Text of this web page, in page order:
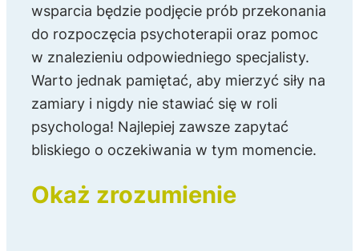
wsparcia będzie podjęcie prób przekonania
do rozpoczęcia psychoterapii oraz pomoc
w znalezieniu odpowiedniego specjalisty.
Warto jednak pamiętać, aby mierzyć siły na
zamiary i nigdy nie stawiać się w roli
psychologa! Najlepiej zawsze zapytać
bliskiego o oczekiwania w tym momencie.
Okaż zrozumienie